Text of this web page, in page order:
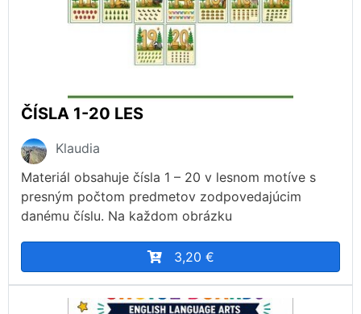
ČÍSLA 1-20 LES
Klaudia
Materiál obsahuje čísla 1 – 20 v lesnom motíve s
presným počtom predmetov zodpovedajúcim
danému číslu. Na každom obrázku
3,20 €